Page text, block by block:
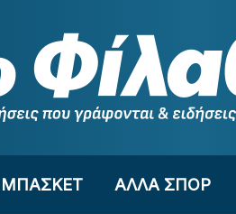
ΜΠΑΣΚΕΤ ΑΛΛΑ ΣΠΟΡ